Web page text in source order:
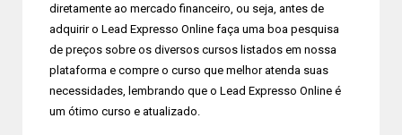
diretamente ao mercado financeiro, ou seja, antes de
adquirir o Lead Expresso Online faça uma boa pesquisa
de preços sobre os diversos cursos listados em nossa
plataforma e compre o curso que melhor atenda suas
necessidades, lembrando que o Lead Expresso Online é
um ótimo curso e atualizado.